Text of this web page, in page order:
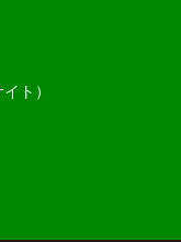
ト）